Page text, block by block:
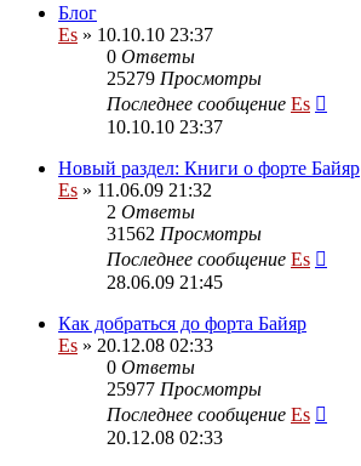
Блог
Es » 10.10.10 23:37
0 Ответы
25279 Просмотры
Последнее сообщение Es
10.10.10 23:37
Новый раздел: Книги о форте Байяр
Es » 11.06.09 21:32
2 Ответы
31562 Просмотры
Последнее сообщение Es
28.06.09 21:45
Как добраться до форта Байяр
Es » 20.12.08 02:33
0 Ответы
25977 Просмотры
Последнее сообщение Es
20.12.08 02:33